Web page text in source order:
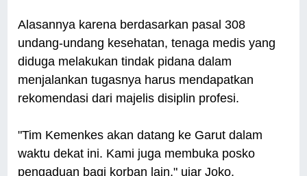
Alasannya karena berdasarkan pasal 308
undang-undang kesehatan, tenaga medis yang
diduga melakukan tindak pidana dalam
menjalankan tugasnya harus mendapatkan
rekomendasi dari majelis disiplin profesi.
"Tim Kemenkes akan datang ke Garut dalam
waktu dekat ini. Kami juga membuka posko
pengaduan bagi korban lain," ujar Joko.